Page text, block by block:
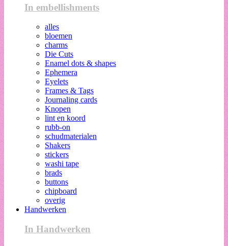
In embellishments
alles
bloemen
charms
Die Cuts
Enamel dots & shapes
Ephemera
Eyelets
Frames & Tags
Journaling cards
Knopen
lint en koord
rubb-on
schudmaterialen
Shakers
stickers
washi tape
brads
buttons
chipboard
overig
Handwerken
In Handwerken